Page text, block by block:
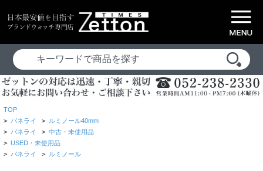
TOP
> パネライ > ルミノール40mm
> パネライ > 中古・未使用品
> USED・未使用品
> パネライ > ルミノール